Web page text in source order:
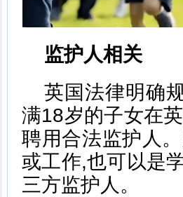
监护人相关
英国法律明确
满18岁的子女在
聘用合法监护人
或工作,也可以是
三方监护人。